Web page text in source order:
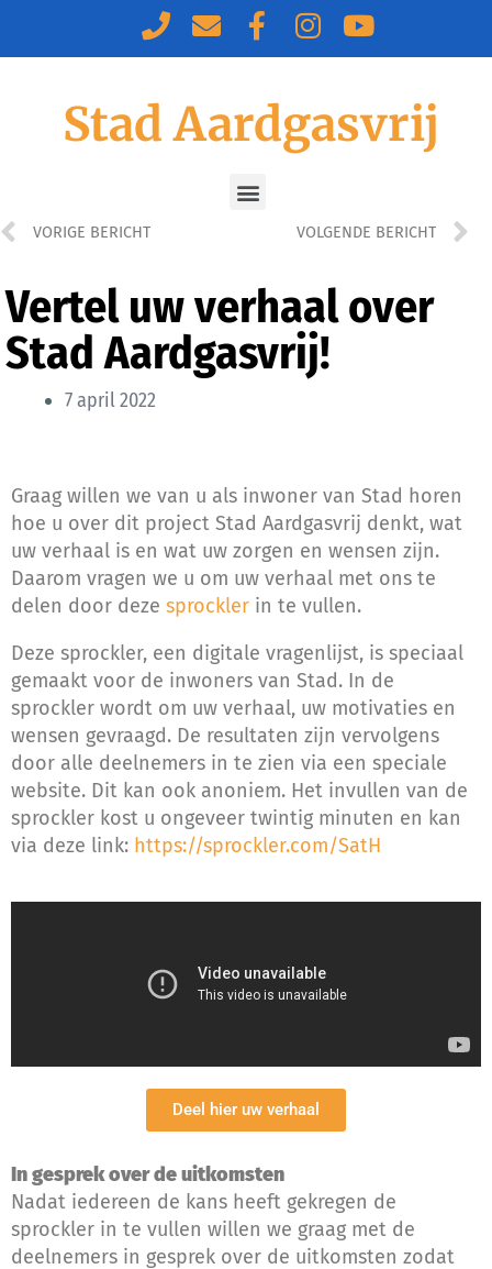
Stad Aardgasvrij
VORIGE BERICHT VOLGENDE BERICHT
Vertel uw verhaal over
Stad Aardgasvrij!
7 april 2022
Graag willen we van u als inwoner van Stad horen
hoe u over dit project Stad Aardgasvrij denkt, wat
uw verhaal is en wat uw zorgen en wensen zijn.
Daarom vragen we u om uw verhaal met ons te
delen door deze sprockler in te vullen.
Deze sprockler, een digitale vragenlijst, is speciaal
gemaakt voor de inwoners van Stad. In de
sprockler wordt om uw verhaal, uw motivaties en
wensen gevraagd. De resultaten zijn vervolgens
door alle deelnemers in te zien via een speciale
website. Dit kan ook anoniem. Het invullen van de
sprockler kost u ongeveer twintig minuten en kan
via deze link: https://sprockler.com/SatH
Deel hier uw verhaal
In gesprek over de uitkomsten
Nadat iedereen de kans heeft gekregen de
sprockler in te vullen willen we graag met de
deelnemers in gesprek over de uitkomsten zodat